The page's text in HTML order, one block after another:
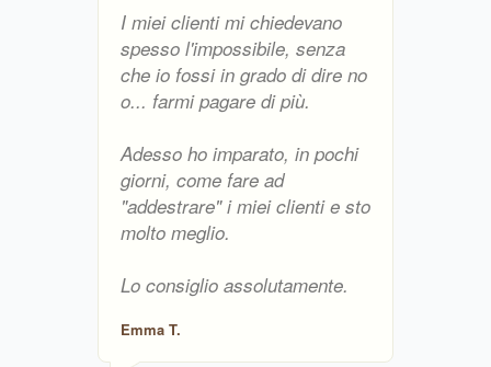
I miei clienti mi chiedevano
spesso l'impossibile, senza
che io fossi in grado di dire no
o... farmi pagare di più.
Adesso ho imparato, in pochi
giorni, come fare ad
"addestrare" i miei clienti e sto
molto meglio.
Lo consiglio assolutamente.
Emma T.